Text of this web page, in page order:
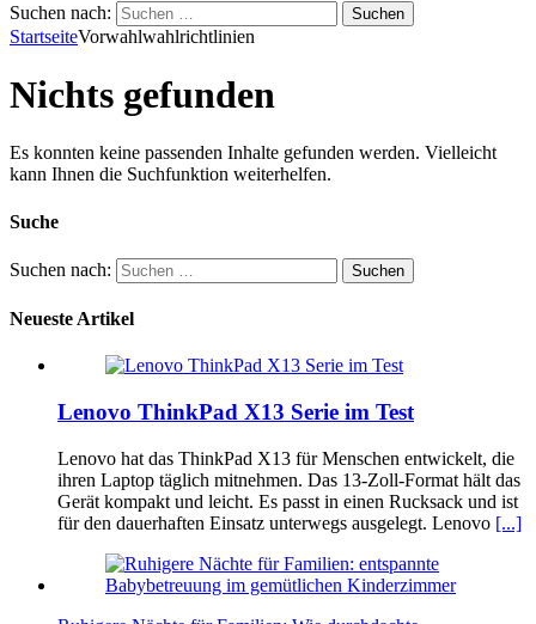
Suchen nach:
StartseiteVorwahlwahlrichtlinien
Nichts gefunden
Es konnten keine passenden Inhalte gefunden werden. Vielleicht
kann Ihnen die Suchfunktion weiterhelfen.
Suche
Suchen nach:
Neueste Artikel
Lenovo ThinkPad X13 Serie im Test
Lenovo hat das ThinkPad X13 für Menschen entwickelt, die
ihren Laptop täglich mitnehmen. Das 13-Zoll-Format hält das
Gerät kompakt und leicht. Es passt in einen Rucksack und ist
für den dauerhaften Einsatz unterwegs ausgelegt. Lenovo [...]